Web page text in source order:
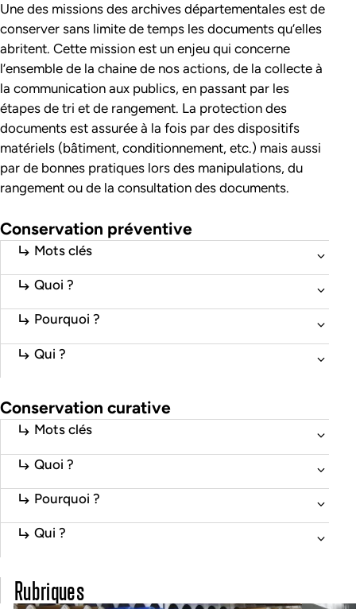
Une des missions des archives départementales est de
conserver sans limite de temps les documents qu’elles
abritent. Cette mission est un enjeu qui concerne
l’ensemble de la chaine de nos actions, de la collecte à
la communication aux publics, en passant par les
étapes de tri et de rangement. La protection des
documents est assurée à la fois par des dispositifs
matériels (bâtiment, conditionnement, etc.) mais aussi
par de bonnes pratiques lors des manipulations, du
rangement ou de la consultation des documents.
Conservation préventive
Mots clés
Quoi ?
Pourquoi ?
Qui ?
Conservation curative
Mots clés
Quoi ?
Pourquoi ?
Qui ?
Rubriques